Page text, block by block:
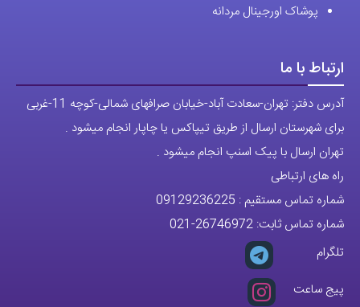
پوشاک اورجینال مردانه
ارتباط با ما
آدرس دفتر: تهران-سعادت آباد-خیابان صرافهای شمالی-کوچه 11-غربی
برای شهرستان ارسال از طریق تیپاکس یا چاپار انجام میشود .
تهران ارسال با پیک اسنپ انجام میشود .
راه های ارتباطی
شماره تماس مستقیم : 09129236225
شماره تماس ثابت: 26746972
-021
تلگرام
پیج ساعت